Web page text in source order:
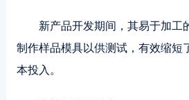
新产品开发期间，其易于加工
制作样品模具以供测试，有效缩短
本投入。